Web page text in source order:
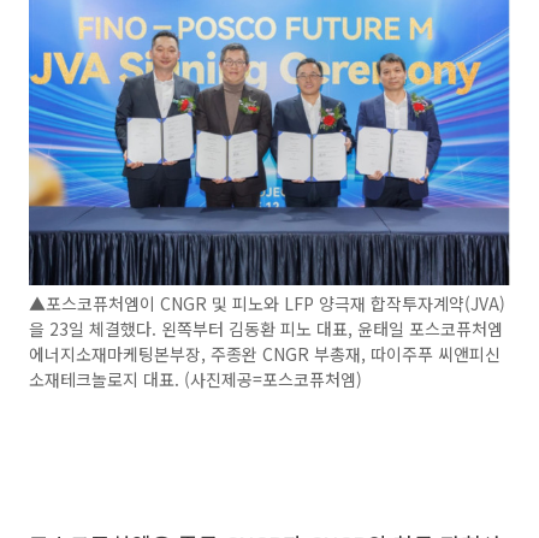
▲포스코퓨처엠이 CNGR 및 피노와 LFP 양극재 합작투자계약(JVA)
을 23일 체결했다. 왼쪽부터 김동환 피노 대표, 윤태일 포스코퓨처엠
에너지소재마케팅본부장, 주종완 CNGR 부총재, 따이주푸 씨앤피신
소재테크놀로지 대표. (사진제공=포스코퓨처엠)